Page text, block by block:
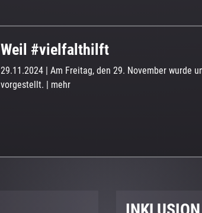
Weil #vielfalthilft
29.11.2024 | Am Freitag, den 29. November wurde
vorgestellt. | mehr